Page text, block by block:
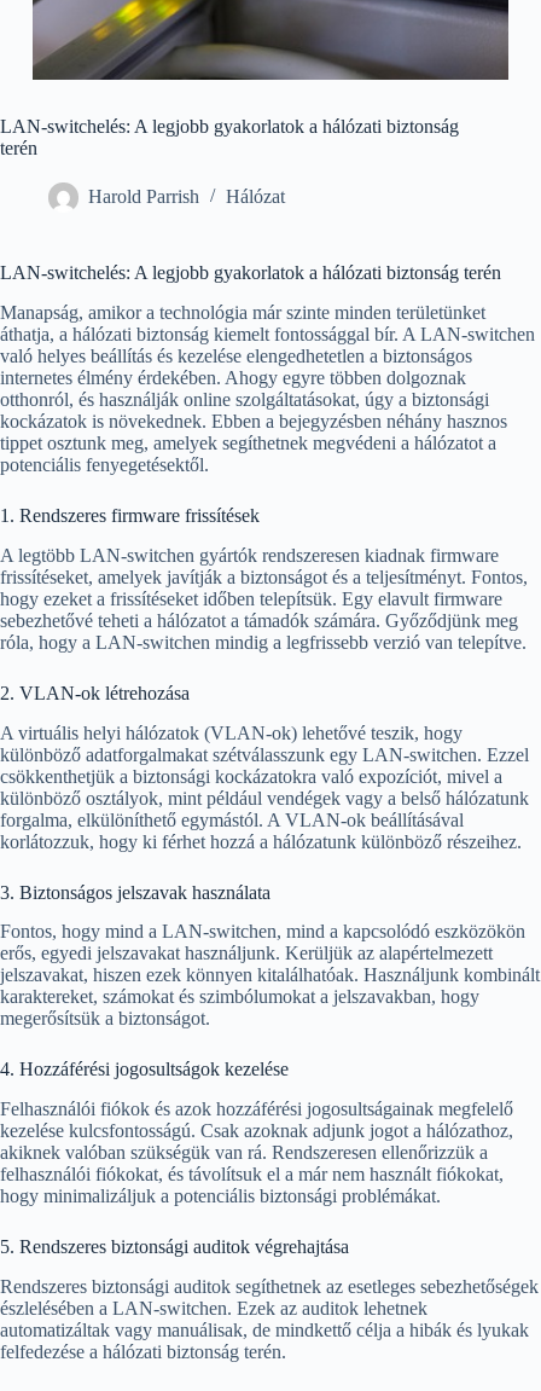
LAN-switchelés: A legjobb gyakorlatok a hálózati biztonság
terén
Harold Parrish Hálózat
LAN-switchelés: A legjobb gyakorlatok a hálózati biztonság terén
Manapság, amikor a technológia már szinte minden területünket
áthatja, a hálózati biztonság kiemelt fontossággal bír. A LAN-switchen
való helyes beállítás és kezelése elengedhetetlen a biztonságos
internetes élmény érdekében. Ahogy egyre többen dolgoznak
otthonról, és használják online szolgáltatásokat, úgy a biztonsági
kockázatok is növekednek. Ebben a bejegyzésben néhány hasznos
tippet osztunk meg, amelyek segíthetnek megvédeni a hálózatot a
potenciális fenyegetésektől.
1. Rendszeres firmware frissítések
A legtöbb LAN-switchen gyártók rendszeresen kiadnak firmware
frissítéseket, amelyek javítják a biztonságot és a teljesítményt. Fontos,
hogy ezeket a frissítéseket időben telepítsük. Egy elavult firmware
sebezhetővé teheti a hálózatot a támadók számára. Győződjünk meg
róla, hogy a LAN-switchen mindig a legfrissebb verzió van telepítve.
2. VLAN-ok létrehozása
A virtuális helyi hálózatok (VLAN-ok) lehetővé teszik, hogy
különböző adatforgalmakat szétválasszunk egy LAN-switchen. Ezzel
csökkenthetjük a biztonsági kockázatokra való expozíciót, mivel a
különböző osztályok, mint például vendégek vagy a belső hálózatunk
forgalma, elkülöníthető egymástól. A VLAN-ok beállításával
korlátozzuk, hogy ki férhet hozzá a hálózatunk különböző részeihez.
3. Biztonságos jelszavak használata
Fontos, hogy mind a LAN-switchen, mind a kapcsolódó eszközökön
erős, egyedi jelszavakat használjunk. Kerüljük az alapértelmezett
jelszavakat, hiszen ezek könnyen kitalálhatóak. Használjunk kombinált
karaktereket, számokat és szimbólumokat a jelszavakban, hogy
megerősítsük a biztonságot.
4. Hozzáférési jogosultságok kezelése
Felhasználói fiókok és azok hozzáférési jogosultságainak megfelelő
kezelése kulcsfontosságú. Csak azoknak adjunk jogot a hálózathoz,
akiknek valóban szükségük van rá. Rendszeresen ellenőrizzük a
felhasználói fiókokat, és távolítsuk el a már nem használt fiókokat,
hogy minimalizáljuk a potenciális biztonsági problémákat.
5. Rendszeres biztonsági auditok végrehajtása
Rendszeres biztonsági auditok segíthetnek az esetleges sebezhetőségek
észlelésében a LAN-switchen. Ezek az auditok lehetnek
automatizáltak vagy manuálisak, de mindkettő célja a hibák és lyukak
felfedezése a hálózati biztonság terén.